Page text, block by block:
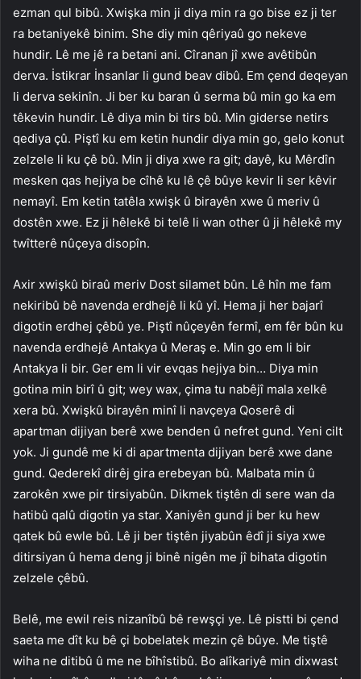
ezman qul bibû. Xwişka min ji diya min ra go bise ez ji ter
ra betaniyekê binim. She diy min qêriyaû go nekeve
hundir. Lê me jê ra betani ani. Cîranan jî xwe avêtibûn
derva. İstikrar İnsanlar li gund beav dibû. Em çend deqeyan
li derva sekinîn. Ji ber ku baran û serma bû min go ka em
têkevin hundir. Lê diya min bi tirs bû. Min giderse netirs
qediya çû. Piştî ku em ketin hundir diya min go, gelo konut
zelzele li ku çê bû. Min ji diya xwe ra git; dayê, ku Mêrdîn
mesken qas hejiya be cîhê ku lê çê bûye kevir li ser kêvir
nemayî. Em ketin tatêla xwişk û birayên xwe û meriv û
dostên xwe. Ez ji hêlekê bi telê li wan other û ji hêlekê my
twîtterê nûçeya disopîn.
Axir xwişkû biraû meriv Dost silamet bûn. Lê hîn me fam
nekiribû bê navenda erdhejê li kû yî. Hema ji her bajarî
digotin erdhej çêbû ye. Piştî nûçeyên fermî, em fêr bûn ku
navenda erdhejê Antakya û Meraş e. Min go em li bir
Antakya li bir. Ger em li vir evqas hejiya bin… Diya min
gotina min birî û git; wey wax, çima tu nabêjî mala xelkê
xera bû. Xwişkû birayên minî li navçeya Qoserê di
apartman dijiyan berê xwe benden û nefret gund. Yeni cilt
yok. Ji gundê me ki di apartmenta dijiyan berê xwe dane
gund. Qederekî dirêj gira erebeyan bû. Malbata min û
zarokên xwe pir tirsiyabûn. Dikmek tiştên di sere wan da
hatibû qalû digotin ya star. Xaniyên gund ji ber ku hew
qatek bû ewle bû. Lê ji ber tiştên jiyabûn êdî ji siya xwe
ditirsiyan û hema deng ji binê nigên me jî bihata digotin
zelzele çêbû.
Belê, me ewil reis nizanîbû bê rewşçi ye. Lê pistti bi çend
saeta me dît ku bê çi bobelatek mezin çê bûye. Me tiştê
wiha ne ditibû û me ne bîhîstibû. Bo alîkariyê min dixwast